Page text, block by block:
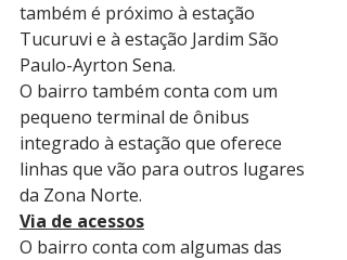
também é próximo à estação
Tucuruvi e à estação Jardim São
Paulo-Ayrton Sena.
O bairro também conta com um
pequeno terminal de ônibus
integrado à estação que oferece
linhas que vão para outros lugares
da Zona Norte.
Via de acessos
O bairro conta com algumas das